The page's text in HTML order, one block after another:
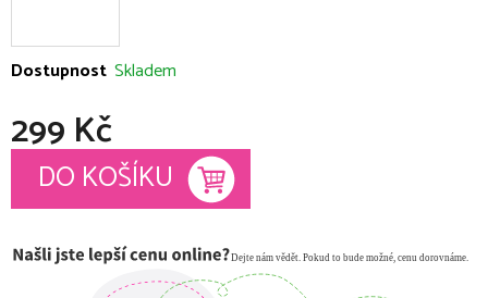
Dostupnost Skladem
299 Kč
Měrná cena:
DO KOŠÍKU